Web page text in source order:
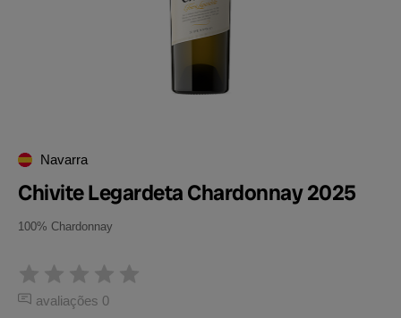
Navarra
Chivite Legardeta Chardonnay 2025
100% Chardonnay
avaliações 0